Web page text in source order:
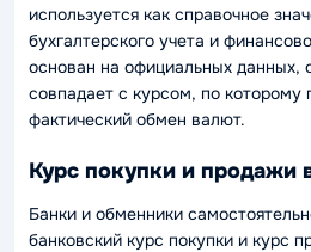
используется как справочное
бухгалтерского учета и
основан на официальных данных,
совпадает с курсом, по которому
фактический обмен валют.
Курс покупки и продажи
Банки и обменники
банковский курс покупки и курс